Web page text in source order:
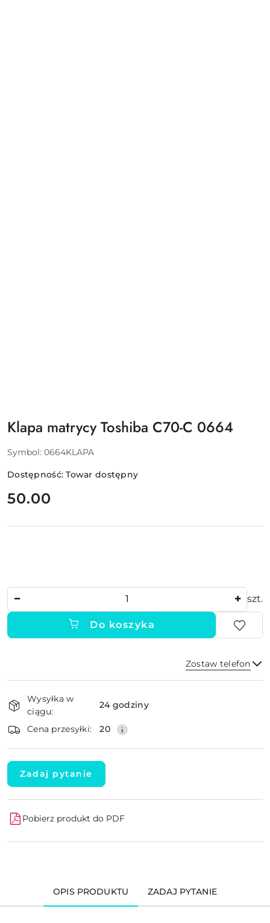
Klapa matrycy Toshiba C70-C 0664
Symbol: 0664KLAPA
Dostępność:Towar dostępny
cena:
50.00
szt.
Do koszyka
Zostaw telefon
Dostępność
i
dostawa
Wysyłka w
ciągu:
24 godziny
Cena przesyłki: 20
Zadaj pytanie
Pobierz produkt do PDF
OPIS PRODUKTU ZADAJ PYTANIE